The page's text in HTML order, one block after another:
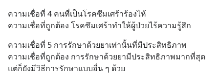
ความเชื่อที่ 4 คนที่เป็นโรคซึมเศร้าร้องไห้
ความเชื่อที่ถูกต้อง โรคซึมเศร้าทำให้ผู้ป่วยไร้ความรู้สึก
ความเชื่อที่ 5 การรักษาด้วยยาเท่านั้นที่มีประสิทธิภาพ
ความเชื่อที่ถูกต้อง การรักษาด้วยยามีประสิทธิภาพมากที่สุด
แต่ก็ยังมีวิธีการรักษาแบบอื่น ๆ ด้วย